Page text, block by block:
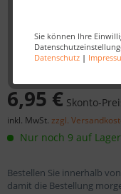
Sie können Ihre
Datenschutz|
6,95 € Skonto-
inkl. MwSt. zzgl.
Nur noch 9 auf Lager
Bestellen Sie innerhalb von
damit die Bestellung